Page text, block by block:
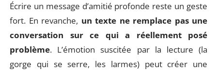
Écrire un message d’amitié profonde reste un geste
fort. En revanche, un texte ne remplace pas une
conversation sur ce qui a réellement posé
problème. L’émotion suscitée par la lecture (la
gorge qui se serre, les larmes) peut créer une